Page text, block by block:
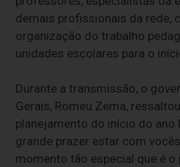
demais profissionais da rede,
organização do trabalho
unidades escolares para o
Durante a transmissão, o
Gerais, Romeu Zema,
planejamento do início do ano
grande prazer estar com
momento tão especial que é